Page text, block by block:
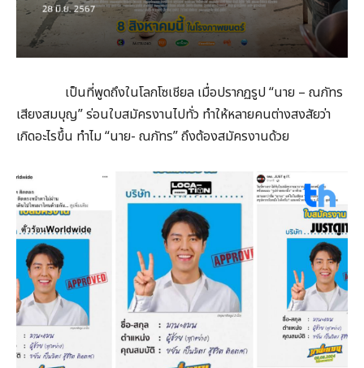
เป็นที่พูดถึงในโลกโซเชียล เมื่อปรากฏรูป “นาย – ณภัทร
เสียงสมบุญ” ร่อนใบสมัครงานไปทั่ว ทำให้หลายคนต่างสงสัยว่า
เกิดอะไรขึ้น ทำไม “นาย- ณภัทร” ถึงต้องสมัครงานด้วย